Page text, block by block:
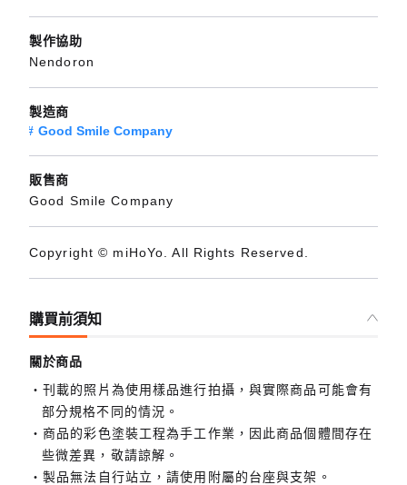
製作協助
Nendoron
製造商
Good Smile Company
販售商
Good Smile Company
Copyright © miHoYo. All Rights Reserved.
購買前須知
關於商品
刊載的照片為使用樣品進行拍攝，與實際商品可能會有
部分規格不同的情況。
商品的彩色塗裝工程為手工作業，因此商品個體間存在
些微差異，敬請諒解。
製品無法自行站立，請使用附屬的台座與支架。